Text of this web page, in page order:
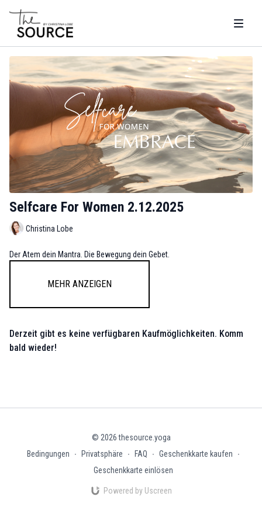
Selfcare For Women 2.12.2025
Christina Lobe
Der Atem dein Mantra. Die Bewegung dein Gebet.
Mehr anzeigen
Derzeit gibt es keine verfügbaren Kaufmöglichkeiten. Komm
bald wieder!
© 2026 thesource.yoga
Bedingungen
∙ Privatsphäre ∙ FAQ ∙ Geschenkkarte kaufen
∙
Geschenkkarte einlösen
Powered by Uscreen